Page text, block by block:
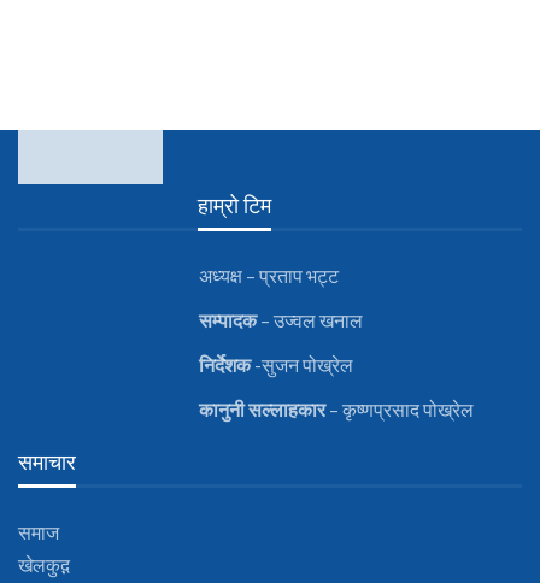
हाम्रो टिम
अध्यक्ष – प्रताप भट्ट
सम्पादक– उज्वल खनाल
निर्देशक-सुजन पोख्रेल
कानुनीसल्लाहकार– कृष्णप्रसाद पोख्रेल
समाचार
समाज
खेलकुद़़